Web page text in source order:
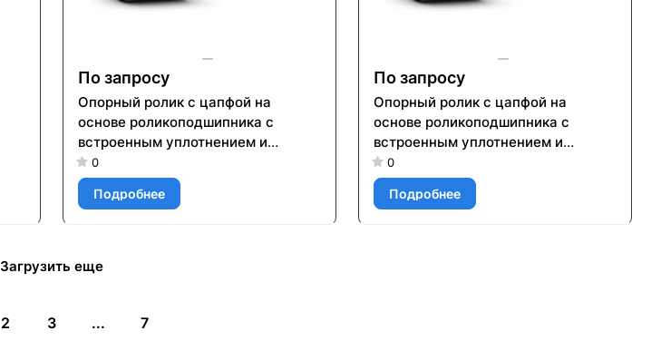
По запросу
Опорный ролик с цапфой на
основе роликоподшипника с
встроенным уплотнением и
элементами для повторного
смазывания KRV 62 PP
0
Подробнее
По запросу
Опорный ролик с цапфой на
основе роликоподшипника с
встроенным уплотнением и
элементами для повторного
смазывания KR 40 PP
0
Подробнее
Загрузить еще
2 3 ... 7